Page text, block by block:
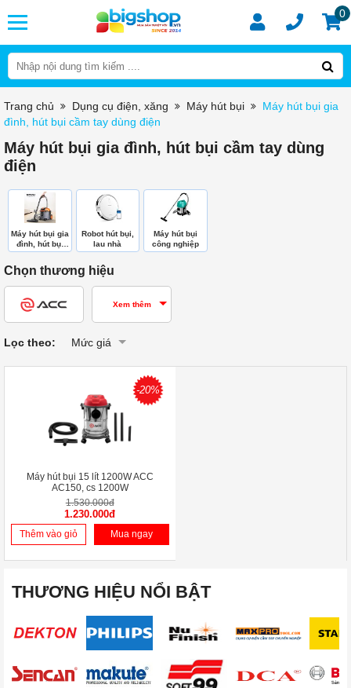
0
Trang chủ Dụng cụ điện, xăng Máy hút bụi
Máy hút bụi gia
đình, hút bụi cầm tay dùng điện
Máy hút bụi gia đình, hút bụi cầm tay dùng
điện
Máy hút bụi gia
đình, hút bụi
cầm tay dùng
điện
Robot hút bụi,
lau nhà
Máy hút bụi
công nghiệp
Chọn thương hiệu
Xem thêm
Lọc theo: Mức giá
-20%
Máy hút bụi 15 lít 1200W ACC
AC150, cs 1200W
1.530.000đ
1.230.000đ
Thêm vào giỏ Mua ngay
THƯƠNG HIỆU NỔI BẬT